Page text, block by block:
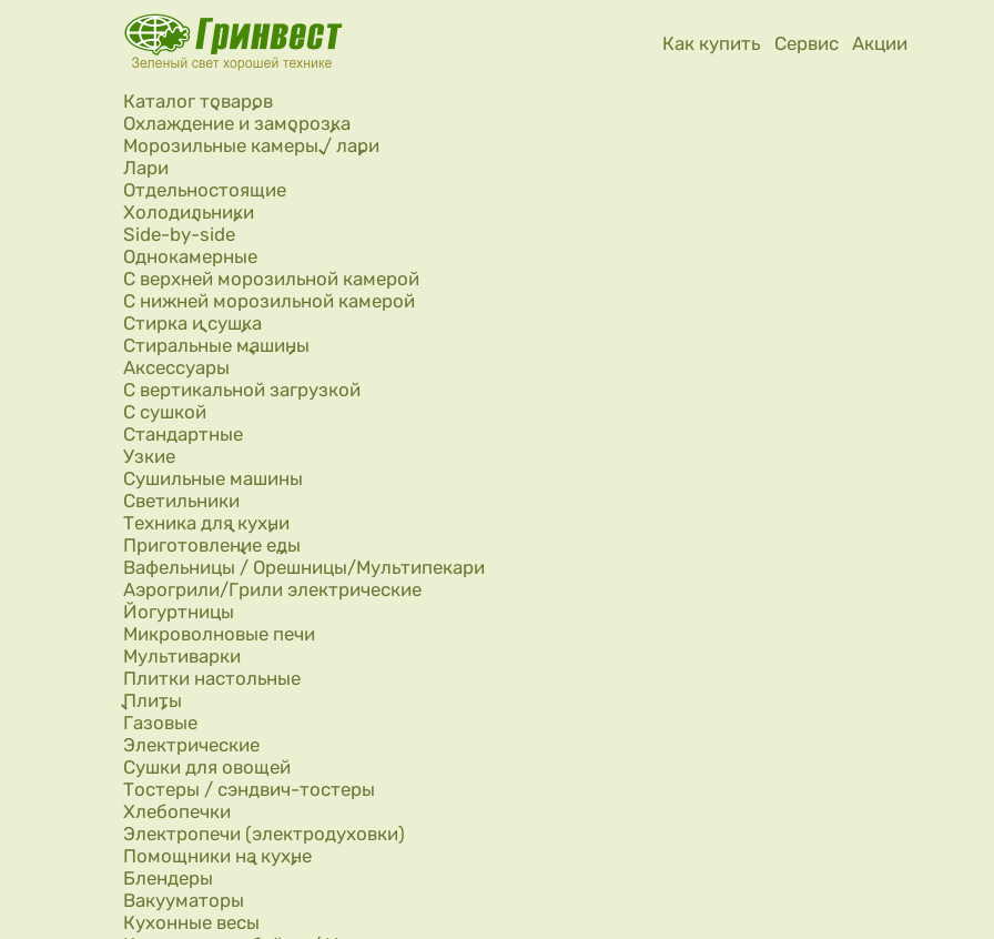
Перейти к основному содержанию
Как купить
Сервис Акции
Каталог товаров
Охлаждение и заморозка
Морозильные камеры / лари
Лари
Отдельностоящие
Холодильники
Side-by-side
Однокамерные
С верхней морозильной камерой
С нижней морозильной камерой
Стирка и сушка
Стиральные машины
Аксессуары
С вертикальной загрузкой
С сушкой
Стандартные
Узкие
Сушильные машины
Светильники
Техника для кухни
Приготовление еды
Вафельницы / Орешницы/Мультипекари
Аэрогрили/Грили электрические
Йогуртницы
Микроволновые печи
Мультиварки
Плитки настольные
Плиты
Газовые
Электрические
Сушки для овощей
Тостеры / сэндвич-тостеры
Хлебопечки
Электропечи (электродуховки)
Помощники на кухне
Блендеры
Вакууматоры
Кухонные весы